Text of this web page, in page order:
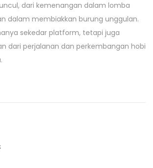
dari kemenangan dalam lomba
dalam membiakkan burung unggulan.
sekedar platform, tetapi juga
dari perjalanan dan perkembangan hobi